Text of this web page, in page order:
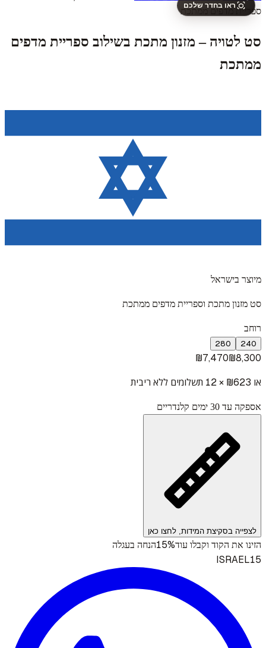
ראו בחדר שלכם
ספריית מדפים ממתכת
סט לטויה – מזנון מתכת בשילוב ספריית מדפים
ממתכת
מיוצר בישראל
סט מזנון מתכת וספריית מדפים ממתכת
רוחב
240
280
₪7,470₪8,300
או ₪ 623 × 12 תשלומים ללא ריבית
אספקה עד 30 ימים קלנדריים
לצפייה בסקיצת המידות, לחצו כאן
הזינו את הקוד וקבלו עוד15%הנחה בעגלה
ISRAEL15